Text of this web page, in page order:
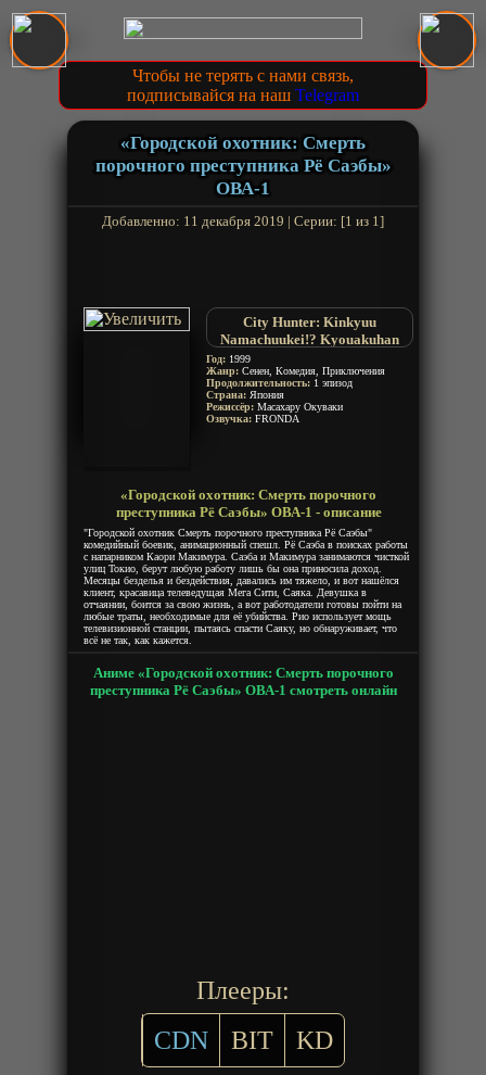
Чтобы не терять с нами связь,
подписывайся на наш Telegram
«Городской охотник: Смерть
порочного преступника Рё Саэбы»
ОВА-1
Добавленно: 11 декабря 2019 | Серии: [1 из 1]
City Hunter: Kinkyuu
Namachuukei!? Kyouakuhan
Saeba Ryou no Saigo
Год: 1999
Жанр: Сенен, Комедия, Приключения
Продолжительность: 1 эпизод
Страна: Япония
Режиссёр: Масахару Окуваки
Озвучка: FRONDA
«Городской охотник: Смерть порочного
преступника Рё Саэбы» ОВА-1 - описание
"Городской охотник Смерть порочного преступника Рё Саэбы"
комедийный боевик, анимационный спешл. Рё Саэба в поисках работы
с напарником Каори Макимура. Саэба и Макимура занимаются чисткой
улиц Токио, берут любую работу лишь бы она приносила доход.
Месяцы безделья и бездействия, давались им тяжело, и вот нашёлся
клиент, красавица телеведущая Мега Сити, Саяка. Девушка в
отчаянии, боится за свою жизнь, а вот работодатели готовы пойти на
любые траты, необходимые для её убийства. Рио использует мощь
телевизионной станции, пытаясь спасти Саяку, но обнаруживает, что
всё не так, как кажется.
Аниме «Городской охотник: Смерть порочного
преступника Рё Саэбы» ОВА-1 смотреть онлайн
Плееры:
CDN
BIT KD